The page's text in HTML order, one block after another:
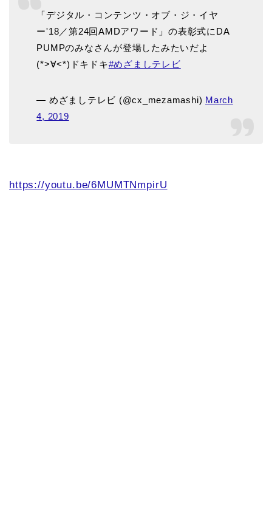
「デジタル・コンテンツ・オブ・ジ・イヤ
ー'18／第24回AMDアワード」の表彰式にDA
PUMPのみなさんが登場したみたいだよ
(*>∀<*)ドキドキ#めざましテレビ
— めざましテレビ (@cx_mezamashi) March
4, 2019
https://youtu.be/6MUMTNmpirU